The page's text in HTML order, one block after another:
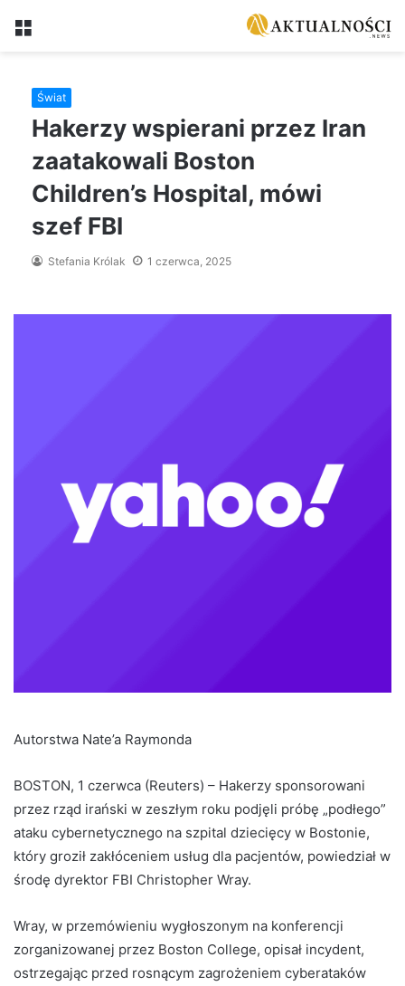
Menu
Świat
Hakerzy wspierani przez Iran
zaatakowali Boston
Children’s Hospital, mówi
szef FBI
Stefania Królak 1 czerwca, 2025
Autorstwa Nate’a Raymonda
BOSTON, 1 czerwca (Reuters) – Hakerzy sponsorowani
przez rząd irański w zeszłym roku podjęli próbę „podłego”
ataku cybernetycznego na szpital dziecięcy w Bostonie,
który groził zakłóceniem usług dla pacjentów, powiedział w
środę dyrektor FBI Christopher Wray.
Wray, w przemówieniu wygłoszonym na konferencji
zorganizowanej przez Boston College, opisał incydent,
ostrzegając przed rosnącym zagrożeniem cyberataków